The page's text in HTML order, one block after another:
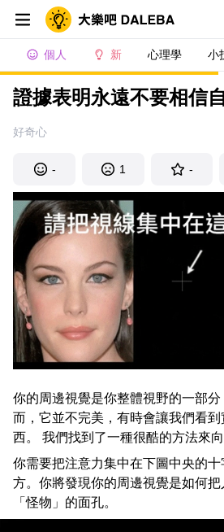
個人 新 心理學 小
證據表明永遠不要相信
好奇心
- 1 -
你的周邊視覺是你整體視野的一部
而，它並不完美，有時會讓我們看
西。 我們找到了一種很酷的方法來向
你需要把注意力集中在下圖中央的
方。你將發現你的周邊視覺是如何
「怪物」的面孔。